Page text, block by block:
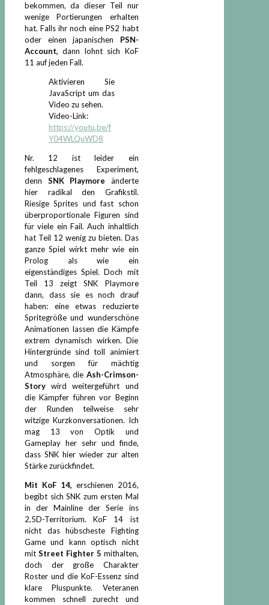
bekommen, da dieser Teil nur
wenige Portierungen erhalten
hat. Falls ihr noch eine PS2 habt
oder einen japanischen PSN-
Account, dann lohnt sich KoF
11 auf jeden Fall.
Aktivieren Sie
JavaScript um das
Video zu sehen.
Video-Link:
https://youtu.be/f
Y04WLQuWD8
Nr. 12 ist leider ein
fehlgeschlagenes Experiment,
denn SNK Playmore änderte
hier radikal den Grafikstil.
Riesige Sprites und fast schon
überproportionale Figuren sind
für viele ein Fail. Auch inhaltlich
hat Teil 12 wenig zu bieten. Das
ganze Spiel wirkt mehr wie ein
Prolog als wie ein
eigenständiges Spiel. Doch mit
Teil 13 zeigt SNK Playmore
dann, dass sie es noch drauf
haben: eine etwas reduzierte
Spritegröße und wunderschöne
Animationen lassen die Kämpfe
extrem dynamisch wirken. Die
Hintergründe sind toll animiert
und sorgen für mächtig
Atmosphäre, die Ash-Crimson-
Story wird weitergeführt und
die Kämpfer führen vor Beginn
der Runden teilweise sehr
witzige Kurzkonversationen. Ich
mag 13 von Optik und
Gameplay her sehr und finde,
dass SNK hier wieder zur alten
Stärke zurückfindet.
Mit KoF 14, erschienen 2016,
begibt sich SNK zum ersten Mal
in der Mainline der Serie ins
2,5D-Territorium. KoF 14 ist
nicht das hübscheste Fighting
Game und kann optisch nicht
mit Street Fighter 5 mithalten,
doch der große Charakter
Roster und die KoF-Essenz sind
klare Pluspunkte. Veteranen
kommen schnell zurecht und